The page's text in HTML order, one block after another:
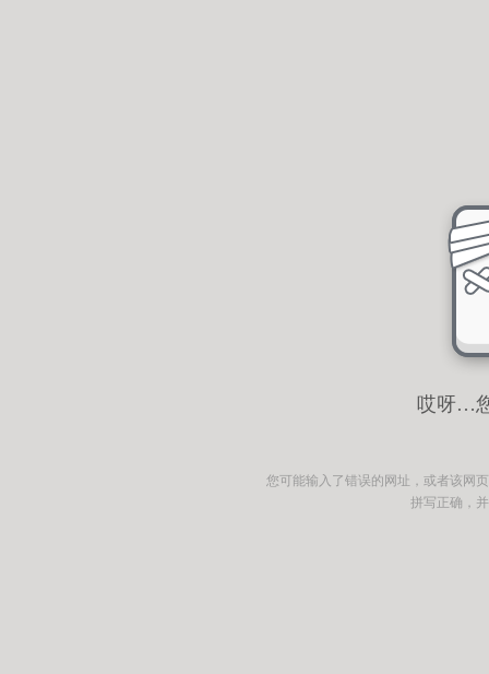
哎呀…
您可能输入了错误的网址，或者该网
拼写正确，